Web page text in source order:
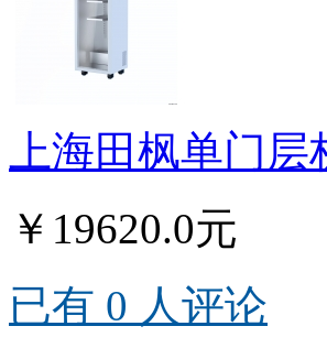
上海田枫单门
￥19620.0元
已有 0 人评论